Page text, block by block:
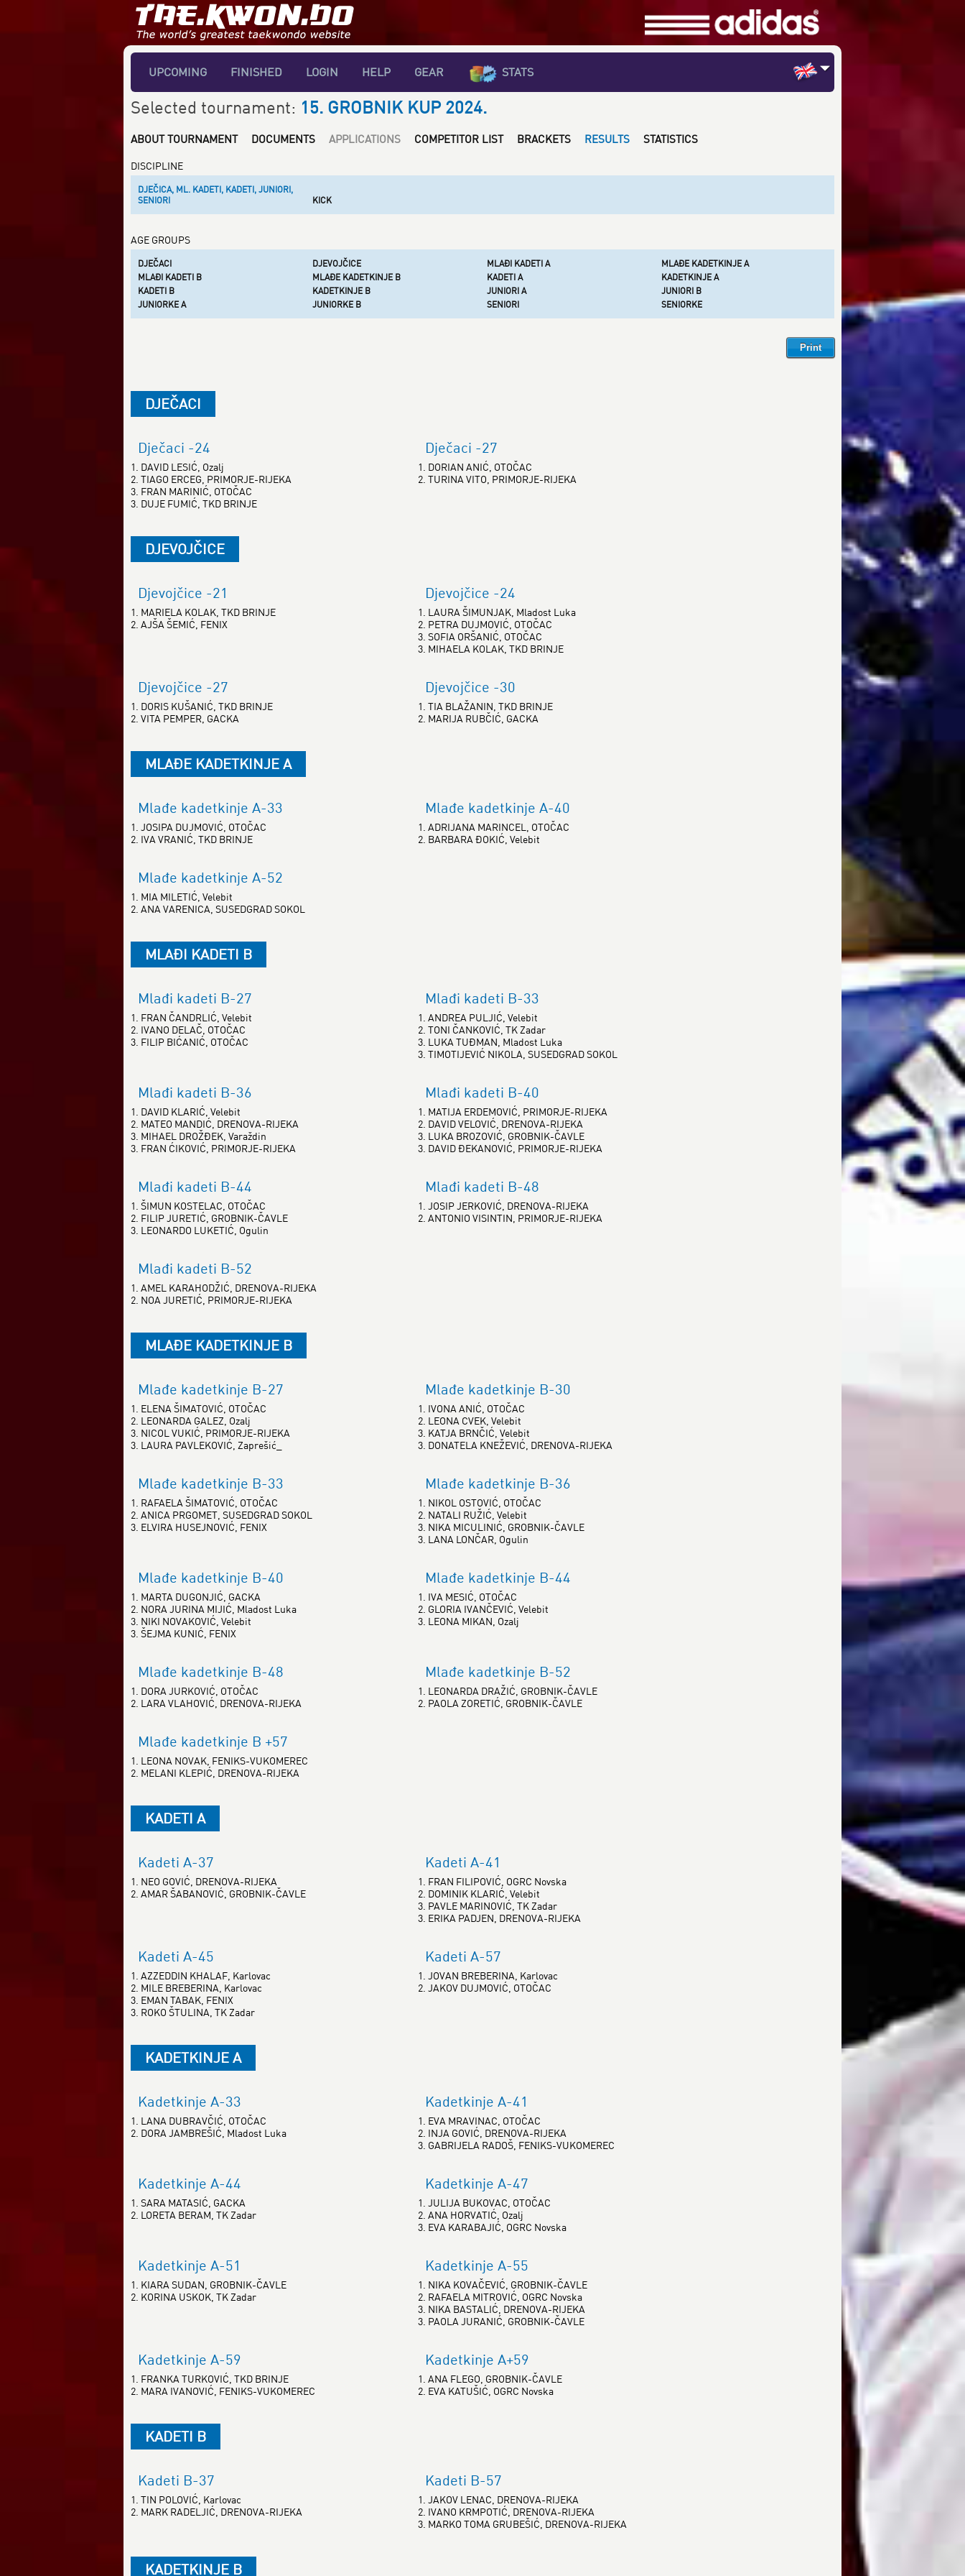
UPCOMING FINISHED LOGIN HELP GEAR STATS
Selected tournament: 15. GROBNIK KUP 2024.
ABOUT TOURNAMENT DOCUMENTS APPLICATIONS COMPETITOR LIST BRACKETS RESULTS STATISTICS
DISCIPLINE
DJEČICA, ML. KADETI, KADETI, JUNIORI,
SENIORI
KICK
AGE GROUPS
DJEČACI DJEVOJČICE MLAĐI KADETI A
MLAĐE KADETKINJE A
MLAĐI KADETI B
MLAĐE KADETKINJE B KADETI A
KADETKINJE A
KADETI B
KADETKINJE B JUNIORI A
JUNIORI B
JUNIORKE A
JUNIORKE B SENIORI SENIORKE
DJEČACI
Dječaci -24
1. DAVID LESIĆ, Ozalj
2. TIAGO ERCEG, PRIMORJE-RIJEKA
3. FRAN MARINIĆ, OTOČAC
3. DUJE FUMIĆ, TKD BRINJE
Dječaci -27
1. DORIAN ANIĆ, OTOČAC
2. TURINA VITO, PRIMORJE-RIJEKA
DJEVOJČICE
Djevojčice -21
1. MARIELA KOLAK, TKD BRINJE
2. AJŠA ŠEMIĆ, FENIX
Djevojčice -24
1. LAURA ŠIMUNJAK, Mladost Luka
2. PETRA DUJMOVIĆ, OTOČAC
3. SOFIA ORŠANIĆ, OTOČAC
3. MIHAELA KOLAK, TKD BRINJE
Djevojčice -27
1. DORIS KUŠANIĆ, TKD BRINJE
2. VITA PEMPER, GACKA
Djevojčice -30
1. TIA BLAŽANIN, TKD BRINJE
2. MARIJA RUBČIĆ, GACKA
MLAĐE KADETKINJE A
Mlađe kadetkinje A-33
1. JOSIPA DUJMOVIĆ, OTOČAC
2. IVA VRANIĆ, TKD BRINJE
Mlađe kadetkinje A-40
1. ADRIJANA MARINCEL, OTOČAC
2. BARBARA ĐOKIĆ, Velebit
Mlađe kadetkinje A-52
1. MIA MILETIĆ, Velebit
2. ANA VARENICA, SUSEDGRAD SOKOL
MLAĐI KADETI B
Mlađi kadeti B-27
1. FRAN ČANDRLIĆ, Velebit
2. IVANO DELAČ, OTOČAC
3. FILIP BIĆANIĆ, OTOČAC
Mlađi kadeti B-33
1. ANDREA PULJIĆ, Velebit
2. TONI ČANKOVIĆ, TK Zadar
3. LUKA TUĐMAN, Mladost Luka
3. TIMOTIJEVIĆ NIKOLA, SUSEDGRAD SOKOL
Mlađi kadeti B-36
1. DAVID KLARIĆ, Velebit
2. MATEO MANDIĆ, DRENOVA-RIJEKA
3. MIHAEL DROŽĐEK, Varaždin
3. FRAN ĆIKOVIĆ, PRIMORJE-RIJEKA
Mlađi kadeti B-40
1. MATIJA ERDEMOVIĆ, PRIMORJE-RIJEKA
2. DAVID VELOVIĆ, DRENOVA-RIJEKA
3. LUKA BROZOVIĆ, GROBNIK-ČAVLE
3. DAVID ĐEKANOVIĆ, PRIMORJE-RIJEKA
Mlađi kadeti B-44
1. ŠIMUN KOSTELAC, OTOČAC
2. FILIP JURETIĆ, GROBNIK-ČAVLE
3. LEONARDO LUKETIĆ, Ogulin
Mlađi kadeti B-48
1. JOSIP JERKOVIĆ, DRENOVA-RIJEKA
2. ANTONIO VISINTIN, PRIMORJE-RIJEKA
Mlađi kadeti B-52
1. AMEL KARAHODŽIĆ, DRENOVA-RIJEKA
2. NOA JURETIĆ, PRIMORJE-RIJEKA
MLAĐE KADETKINJE B
Mlađe kadetkinje B-27
1. ELENA ŠIMATOVIĆ, OTOČAC
2. LEONARDA GALEZ, Ozalj
3. NICOL VUKIĆ, PRIMORJE-RIJEKA
3. LAURA PAVLEKOVIĆ, Zaprešić_
Mlađe kadetkinje B-30
1. IVONA ANIĆ, OTOČAC
2. LEONA CVEK, Velebit
3. KATJA BRNČIĆ, Velebit
3. DONATELA KNEŽEVIĆ, DRENOVA-RIJEKA
Mlađe kadetkinje B-33
1. RAFAELA ŠIMATOVIĆ, OTOČAC
2. ANICA PRGOMET, SUSEDGRAD SOKOL
3. ELVIRA HUSEJNOVIĆ, FENIX
Mlađe kadetkinje B-36
1. NIKOL OSTOVIĆ, OTOČAC
2. NATALI RUŽIĆ, Velebit
3. NIKA MICULINIĆ, GROBNIK-ČAVLE
3. LANA LONČAR, Ogulin
Mlađe kadetkinje B-40
1. MARTA DUGONJIĆ, GACKA
2. NORA JURINA MIJIĆ, Mladost Luka
3. NIKI NOVAKOVIĆ, Velebit
3. ŠEJMA KUNIĆ, FENIX
Mlađe kadetkinje B-44
1. IVA MESIĆ, OTOČAC
2. GLORIA IVANČEVIĆ, Velebit
3. LEONA MIKAN, Ozalj
Mlađe kadetkinje B-48
1. DORA JURKOVIĆ, OTOČAC
2. LARA VLAHOVIĆ, DRENOVA-RIJEKA
Mlađe kadetkinje B-52
1. LEONARDA DRAŽIĆ, GROBNIK-ČAVLE
2. PAOLA ZORETIĆ, GROBNIK-ČAVLE
Mlađe kadetkinje B +57
1. LEONA NOVAK, FENIKS-VUKOMEREC
2. MELANI KLEPIĆ, DRENOVA-RIJEKA
KADETI A
Kadeti A-37
1. NEO GOVIĆ, DRENOVA-RIJEKA
2. AMAR ŠABANOVIĆ, GROBNIK-ČAVLE
Kadeti A-41
1. FRAN FILIPOVIĆ, OGRC Novska
2. DOMINIK KLARIĆ, Velebit
3. PAVLE MARINOVIĆ, TK Zadar
3. ERIKA PADJEN, DRENOVA-RIJEKA
Kadeti A-45
1. AZZEDDIN KHALAF, Karlovac
2. MILE BREBERINA, Karlovac
3. EMAN TABAK, FENIX
3. ROKO ŠTULINA, TK Zadar
Kadeti A-57
1. JOVAN BREBERINA, Karlovac
2. JAKOV DUJMOVIĆ, OTOČAC
KADETKINJE A
Kadetkinje A-33
1. LANA DUBRAVČIĆ, OTOČAC
2. DORA JAMBREŠIĆ, Mladost Luka
Kadetkinje A-41
1. EVA MRAVINAC, OTOČAC
2. INJA GOVIĆ, DRENOVA-RIJEKA
3. GABRIJELA RADOŠ, FENIKS-VUKOMEREC
Kadetkinje A-44
1. SARA MATASIĆ, GACKA
2. LORETA BERAM, TK Zadar
Kadetkinje A-47
1. JULIJA BUKOVAC, OTOČAC
2. ANA HORVATIĆ, Ozalj
3. EVA KARABAJIĆ, OGRC Novska
Kadetkinje A-51
1. KIARA SUDAN, GROBNIK-ČAVLE
2. KORINA USKOK, TK Zadar
Kadetkinje A-55
1. NIKA KOVAČEVIĆ, GROBNIK-ČAVLE
2. RAFAELA MITROVIĆ, OGRC Novska
3. NIKA BASTALIĆ, DRENOVA-RIJEKA
3. PAOLA JURANIĆ, GROBNIK-ČAVLE
Kadetkinje A-59
1. FRANKA TURKOVIĆ, TKD BRINJE
2. MARA IVANOVIĆ, FENIKS-VUKOMEREC
Kadetkinje A+59
1. ANA FLEGO, GROBNIK-ČAVLE
2. EVA KATUŠIĆ, OGRC Novska
KADETI B
Kadeti B-37
1. TIN POLOVIĆ, Karlovac
2. MARK RADELJIĆ, DRENOVA-RIJEKA
Kadeti B-57
1. JAKOV LENAC, DRENOVA-RIJEKA
2. IVANO KRMPOTIĆ, DRENOVA-RIJEKA
3. MARKO TOMA GRUBEŠIĆ, DRENOVA-RIJEKA
KADETKINJE B